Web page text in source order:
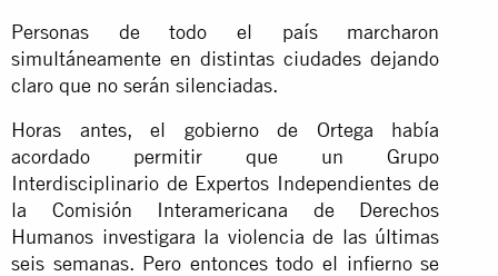
Personas de todo el país marcharon
simultáneamente en distintas ciudades dejando
claro que no serán silenciadas.
Horas antes, el gobierno de Ortega había
acordado permitir que un Grupo
Interdisciplinario de Expertos Independientes de
la Comisión Interamericana de Derechos
Humanos investigara la violencia de las últimas
seis semanas. Pero entonces todo el infierno se